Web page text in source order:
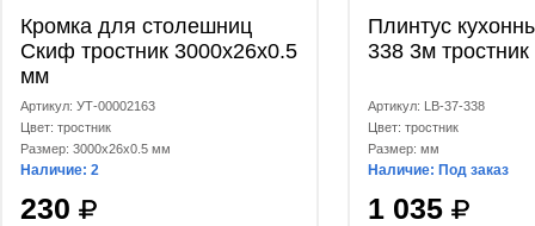
Кромка для столешниц
Скиф тростник 3000x26x0.5
мм
Артикул: УТ-00002163
Цвет: тростник
Размер: 3000x26x0.5 мм
Наличие: 2
230
Плинтус
338 3м тростник
Артикул: LB-37-338
Цвет: тростник
Размер: мм
Наличие: Под заказ
1 035